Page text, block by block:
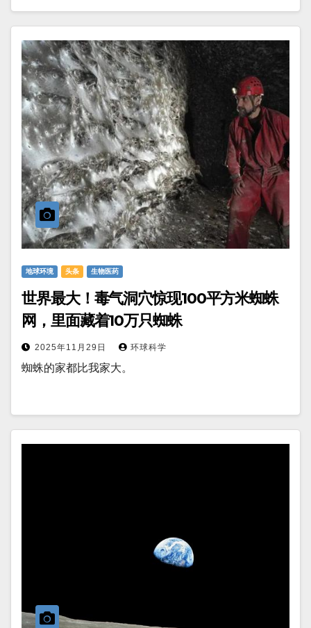
地球环境 头条 生物医药
世界最大！毒气洞穴惊现100平方米蜘蛛
网，里面藏着10万只蜘蛛
2025年11月29日 环球科学
蜘蛛的家都比我家大。